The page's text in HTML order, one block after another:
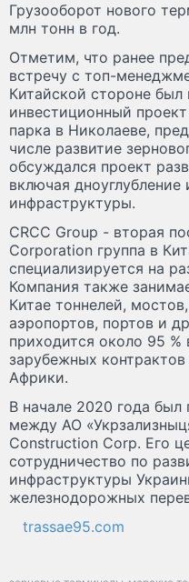
Грузооборот нового
млн тонн в год.
Отметим, что ранее
встречу с топ-
Китайской стороне был
инвестиционный
парка в Николаеве,
числе развитие
обсуждался проект
включая
инфраструктуры.
CRCC Group - вторая
Corporation группа в
специализируется на
Компания также
Китае тоннелей,
аэропортов, портов и
приходится около 95
зарубежных
Африки.
В начале 2020 года
между АО
Construction Corp. Его
сотрудничество по
инфраструктуры
железнодорожных
trassae95.com